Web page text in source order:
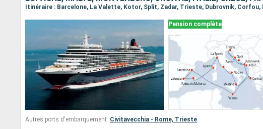
Pension complète
Autres ports d'embarquement :Civitavecchia - Rome, Trieste